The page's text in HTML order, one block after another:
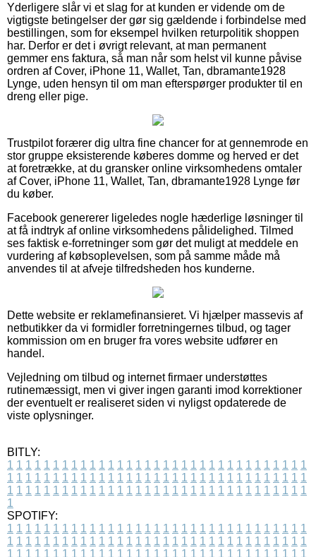
Yderligere slår vi et slag for at kunden er vidende om de
vigtigste betingelser der gør sig gældende i forbindelse med
bestillingen, som for eksempel hvilken returpolitik shoppen
har. Derfor er det i øvrigt relevant, at man permanent
gemmer ens faktura, så man når som helst vil kunne påvise
ordren af Cover, iPhone 11, Wallet, Tan, dbramante1928
Lynge, uden hensyn til om man efterspørger produkter til en
dreng eller pige.
Trustpilot forærer dig ultra fine chancer for at gennemrode en
stor gruppe eksisterende køberes domme og herved er det
at foretrække, at du gransker online virksomhedens omtaler
af Cover, iPhone 11, Wallet, Tan, dbramante1928 Lynge før
du køber.
Facebook genererer ligeledes nogle hæderlige løsninger til
at få indtryk af online virksomhedens pålidelighed. Tilmed
ses faktisk e-forretninger som gør det muligt at meddele en
vurdering af købsoplevelsen, som på samme måde må
anvendes til at afveje tilfredsheden hos kunderne.
Dette website er reklamefinansieret. Vi hjælper massevis af
netbutikker da vi formidler forretningernes tilbud, og tager
kommission om en bruger fra vores website udfører en
handel.
Vejledning om tilbud og internet firmaer understøttes
rutinemæssigt, men vi giver ingen garanti imod korrektioner
der eventuelt er realiseret siden vi nyligst opdaterede de
viste oplysninger.
BITLY:
1 1 1 1 1 1 1 1 1 1 1 1 1 1 1 1 1 1 1 1 1 1 1 1 1 1 1 1 1 1 1 1 1
1 1 1 1 1 1 1 1 1 1 1 1 1 1 1 1 1 1 1 1 1 1 1 1 1 1 1 1 1 1 1 1 1
1 1 1 1 1 1 1 1 1 1 1 1 1 1 1 1 1 1 1 1 1 1 1 1 1 1 1 1 1 1 1 1 1
1
SPOTIFY:
1 1 1 1 1 1 1 1 1 1 1 1 1 1 1 1 1 1 1 1 1 1 1 1 1 1 1 1 1 1 1 1 1
1 1 1 1 1 1 1 1 1 1 1 1 1 1 1 1 1 1 1 1 1 1 1 1 1 1 1 1 1 1 1 1 1
1 1 1 1 1 1 1 1 1 1 1 1 1 1 1 1 1 1 1 1 1 1 1 1 1 1 1 1 1 1 1 1 1